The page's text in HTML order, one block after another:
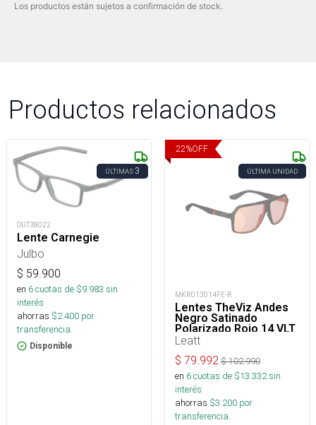
Los productos están sujetos a confirmación de stock.
Productos relacionados
ÚLTIMAS3
OUT38022
Lente Carnegie
Julbo
$ 59.900
en 6cuotas de $9.983 sin
interés
ahorras $2.400 por
transferencia.
Disponible
22%OFF
ÚLTIMA UNIDAD
MKR013014FE-R
Lentes TheViz Andes
Negro Satinado
Polarizado Rojo 14 VLT
Leatt
$ 79.992 $102.990
en 6cuotas de $13.332sin
interés
ahorras $3.200 por
transferencia.